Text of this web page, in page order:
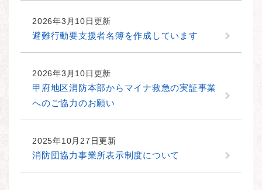
2026年3月10日更新
避難行動要支援者名簿を作成しています
2026年3月10日更新
甲府地区消防本部からマイナ救急の実証事業
へのご協力のお願い
2025年10月27日更新
消防団協力事業所表示制度について